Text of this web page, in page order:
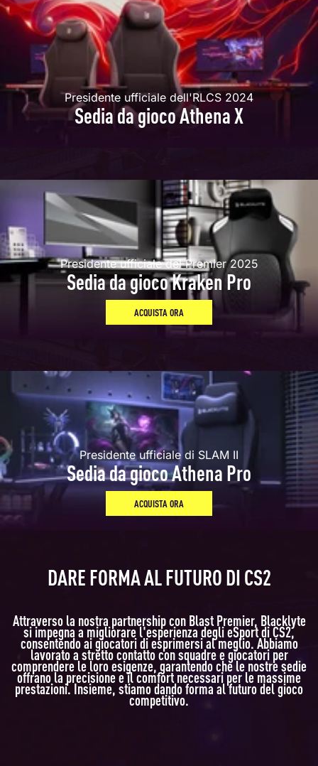
Presidente ufficiale dell'RLCS 2024
Sedia da gioco Athena X
Presidente ufficiale del Premier 2025
Sedia da gioco Kraken Pro
ACQUISTA ORA
Presidente ufficiale di SLAM II
Sedia da gioco Athena Pro
ACQUISTA ORA
DARE FORMA AL FUTURO DI CS2
Attraverso la nostra partnership con Blast Premier, Blacklyte
si impegna a migliorare l'esperienza degli eSport di CS2,
consentendo ai giocatori di esprimersi al meglio. Abbiamo
lavorato a stretto contatto con squadre e giocatori per
comprendere le loro esigenze, garantendo che le nostre sedie
offrano la precisione e il comfort necessari per le massime
prestazioni. Insieme, stiamo dando forma al futuro del gioco
competitivo.